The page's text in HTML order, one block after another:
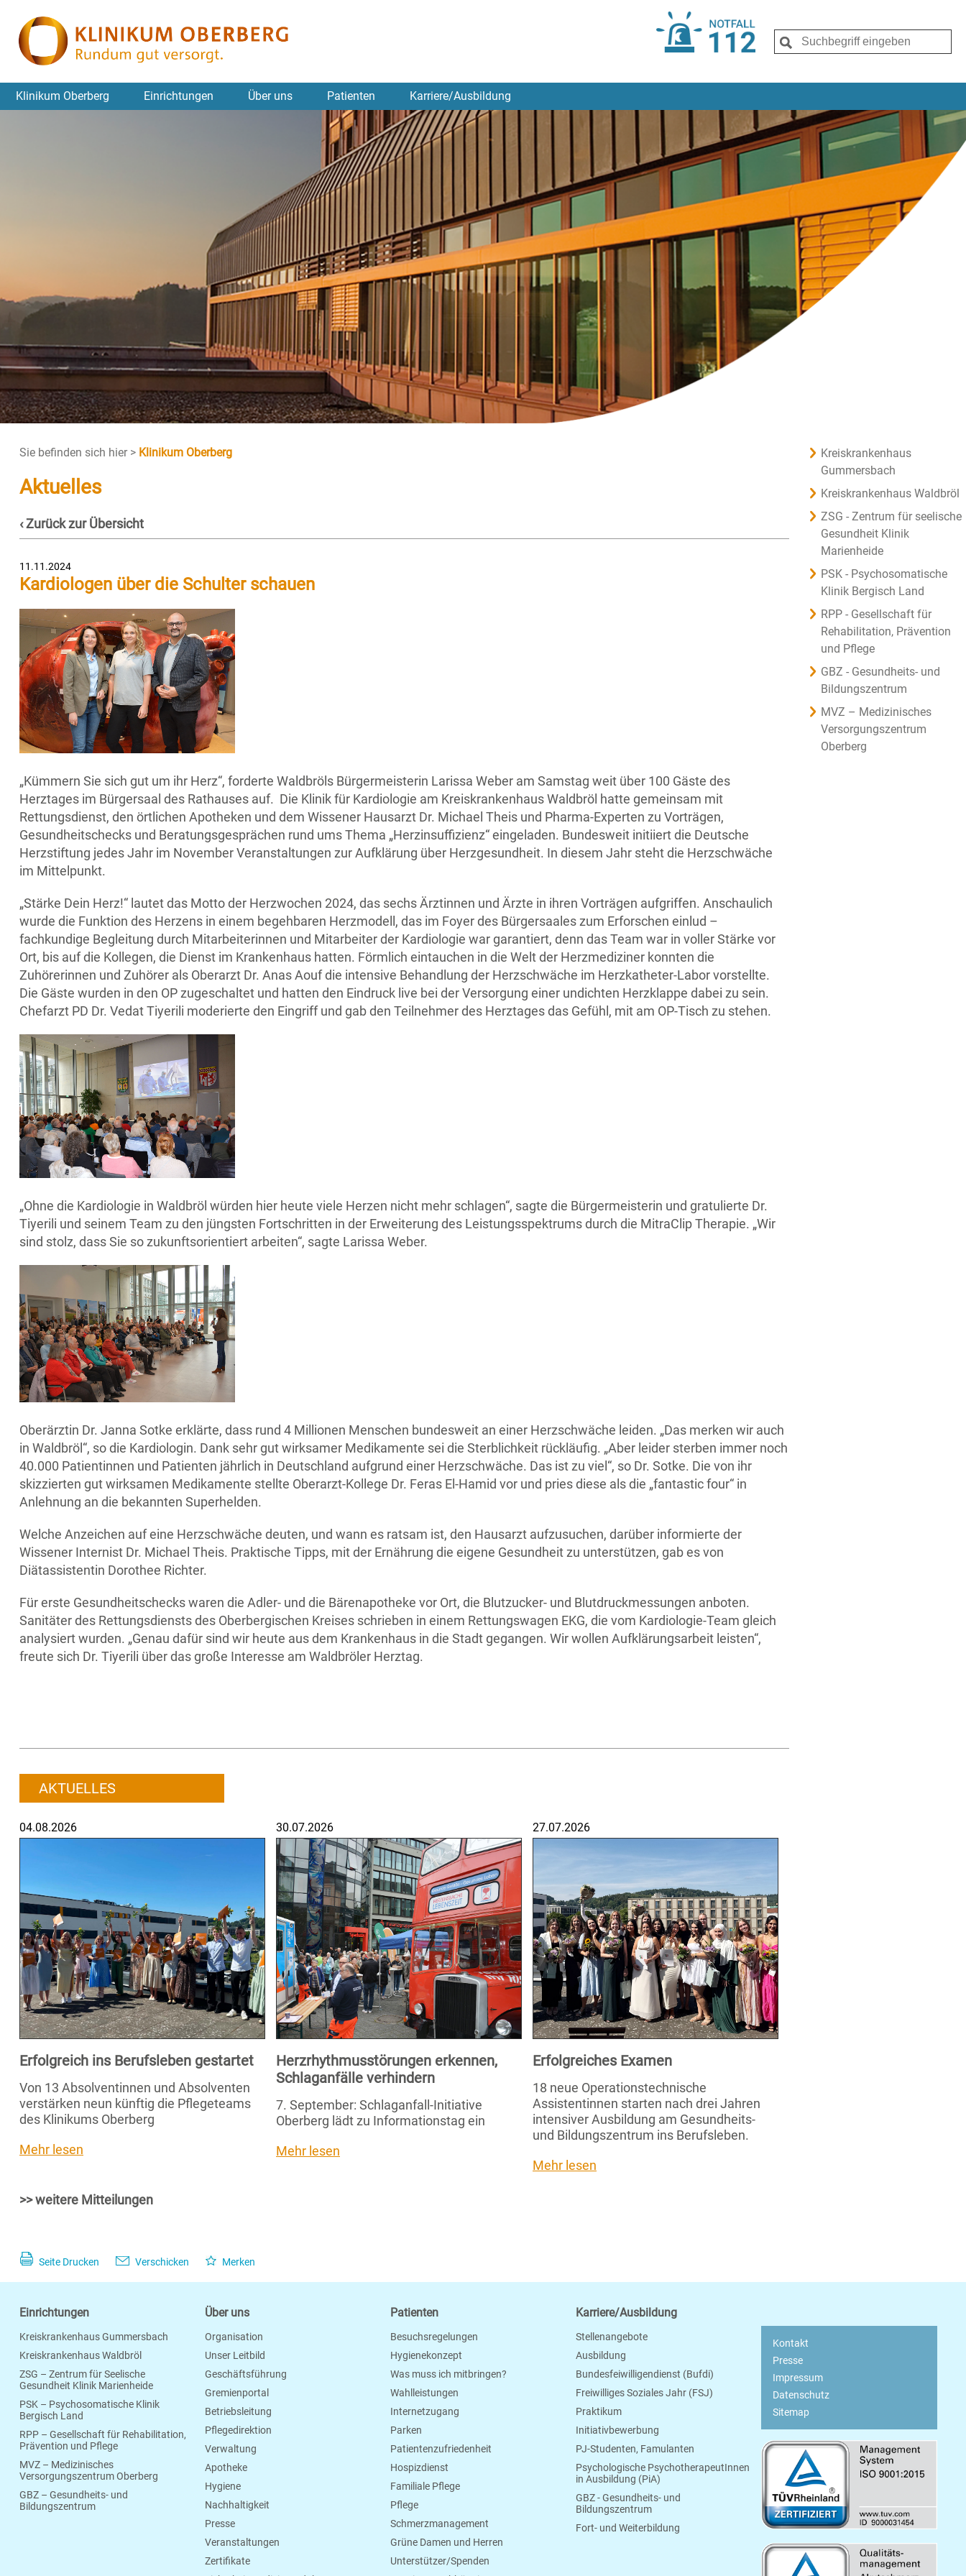
Klinikum Oberberg Einrichtungen Über uns Patienten Karriere/Ausbildung
Sie befinden sich hier > Klinikum Oberberg
Aktuelles
‹ Zurück zur Übersicht
11.11.2024
Kardiologen über die Schulter schauen
„Kümmern Sie sich gut um ihr Herz“, forderte Waldbröls Bürgermeisterin Larissa Weber am Samstag weit über 100 Gäste des
Herztages im Bürgersaal des Rathauses auf. Die Klinik für Kardiologie am Kreiskrankenhaus Waldbröl hatte gemeinsam mit
Rettungsdienst, den örtlichen Apotheken und dem Wissener Hausarzt Dr. Michael Theis und Pharma-Experten zu Vorträgen,
Gesundheitschecks und Beratungsgesprächen rund ums Thema „Herzinsuffizienz“ eingeladen. Bundesweit initiiert die Deutsche
Herzstiftung jedes Jahr im November Veranstaltungen zur Aufklärung über Herzgesundheit. In diesem Jahr steht die Herzschwäche
im Mittelpunkt.
„Stärke Dein Herz!“ lautet das Motto der Herzwochen 2024, das sechs Ärztinnen und Ärzte in ihren Vorträgen aufgriffen. Anschaulich
wurde die Funktion des Herzens in einem begehbaren Herzmodell, das im Foyer des Bürgersaales zum Erforschen einlud –
fachkundige Begleitung durch Mitarbeiterinnen und Mitarbeiter der Kardiologie war garantiert, denn das Team war in voller Stärke vor
Ort, bis auf die Kollegen, die Dienst im Krankenhaus hatten. Förmlich eintauchen in die Welt der Herzmediziner konnten die
Zuhörerinnen und Zuhörer als Oberarzt Dr. Anas Aouf die intensive Behandlung der Herzschwäche im Herzkatheter-Labor vorstellte.
Die Gäste wurden in den OP zugeschaltet und hatten den Eindruck live bei der Versorgung einer undichten Herzklappe dabei zu sein.
Chefarzt PD Dr. Vedat Tiyerili moderierte den Eingriff und gab den Teilnehmer des Herztages das Gefühl, mit am OP-Tisch zu stehen.
„Ohne die Kardiologie in Waldbröl würden hier heute viele Herzen nicht mehr schlagen“, sagte die Bürgermeisterin und gratulierte Dr.
Tiyerili und seinem Team zu den jüngsten Fortschritten in der Erweiterung des Leistungsspektrums durch die MitraClip Therapie. „Wir
sind stolz, dass Sie so zukunftsorientiert arbeiten“, sagte Larissa Weber.
Oberärztin Dr. Janna Sotke erklärte, dass rund 4 Millionen Menschen bundesweit an einer Herzschwäche leiden. „Das merken wir auch
in Waldbröl“, so die Kardiologin. Dank sehr gut wirksamer Medikamente sei die Sterblichkeit rückläufig. „Aber leider sterben immer noch
40.000 Patientinnen und Patienten jährlich in Deutschland aufgrund einer Herzschwäche. Das ist zu viel“, so Dr. Sotke. Die von ihr
skizzierten gut wirksamen Medikamente stellte Oberarzt-Kollege Dr. Feras El-Hamid vor und pries diese als die „fantastic four“ in
Anlehnung an die bekannten Superhelden.
Welche Anzeichen auf eine Herzschwäche deuten, und wann es ratsam ist, den Hausarzt aufzusuchen, darüber informierte der
Wissener Internist Dr. Michael Theis. Praktische Tipps, mit der Ernährung die eigene Gesundheit zu unterstützen, gab es von
Diätassistentin Dorothee Richter.
Für erste Gesundheitschecks waren die Adler- und die Bärenapotheke vor Ort, die Blutzucker- und Blutdruckmessungen anboten.
Sanitäter des Rettungsdiensts des Oberbergischen Kreises schrieben in einem Rettungswagen EKG, die vom Kardiologie-Team gleich
analysiert wurden. „Genau dafür sind wir heute aus dem Krankenhaus in die Stadt gegangen. Wir wollen Aufklärungsarbeit leisten“,
freute sich Dr. Tiyerili über das große Interesse am Waldbröler Herztag.
AKTUELLES
04.08.2026
Erfolgreich ins Berufsleben gestartet
Von 13 Absolventinnen und Absolventen
verstärken neun künftig die Pflegeteams
des Klinikums Oberberg
Mehr lesen
30.07.2026
Herzrhythmusstörungen erkennen,
Schlaganfälle verhindern
7. September: Schlaganfall-Initiative
Oberberg lädt zu Informationstag ein
Mehr lesen
27.07.2026
Erfolgreiches Examen
18 neue Operationstechnische
Assistentinnen starten nach drei Jahren
intensiver Ausbildung am Gesundheits-
und Bildungszentrum ins Berufsleben.
Mehr lesen
>> weitere Mitteilungen
Kreiskrankenhaus
Gummersbach
Kreiskrankenhaus Waldbröl
ZSG - Zentrum für seelische
Gesundheit Klinik
Marienheide
PSK - Psychosomatische
Klinik Bergisch Land
RPP - Gesellschaft für
Rehabilitation, Prävention
und Pflege
GBZ - Gesundheits- und
Bildungszentrum
MVZ – Medizinisches
Versorgungszentrum
Oberberg
Seite Drucken Verschicken Merken
Einrichtungen
Kreiskrankenhaus Gummersbach
Kreiskrankenhaus Waldbröl
ZSG – Zentrum für Seelische
Gesundheit Klinik Marienheide
PSK – Psychosomatische Klinik
Bergisch Land
RPP – Gesellschaft für Rehabilitation,
Prävention und Pflege
MVZ – Medizinisches
Versorgungszentrum Oberberg
GBZ – Gesundheits- und
Bildungszentrum
Über uns
Organisation
Unser Leitbild
Geschäftsführung
Gremienportal
Betriebsleitung
Pflegedirektion
Verwaltung
Apotheke
Hygiene
Nachhaltigkeit
Presse
Veranstaltungen
Zertifikate
Patienten
Besuchsregelungen
Hygienekonzept
Was muss ich mitbringen?
Wahlleistungen
Internetzugang
Parken
Patientenzufriedenheit
Hospizdienst
Familiale Pflege
Pflege
Schmerzmanagement
Grüne Damen und Herren
Unterstützer/Spenden
Karriere/Ausbildung
Stellenangebote
Ausbildung
Bundesfeiwilligendienst (Bufdi)
Freiwilliges Soziales Jahr (FSJ)
Praktikum
Initiativbewerbung
PJ-Studenten, Famulanten
Psychologische PsychotherapeutInnen
in Ausbildung (PiA)
GBZ - Gesundheits- und
Bildungszentrum
Fort- und Weiterbildung
Kontakt
Presse
Impressum
Datenschutz
Sitemap